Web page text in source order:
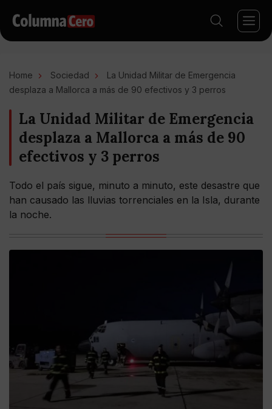
Home Sociedad
La Unidad Militar de Emergencia
desplaza a Mallorca a más de 90 efectivos y 3 perros
La Unidad Militar de Emergencia
desplaza a Mallorca a más de 90
efectivos y 3 perros
Todo el país sigue, minuto a minuto, este desastre que
han causado las lluvias torrenciales en la Isla, durante
la noche.